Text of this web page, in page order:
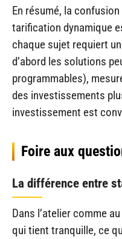
En résumé, la
tarification dynamique
chaque sujet requiert
d’abord les solutions
programmables),
des investissements
investissement est
Foire aux
La différence entre
Dans l’atelier comme
qui tient tranquille, ce